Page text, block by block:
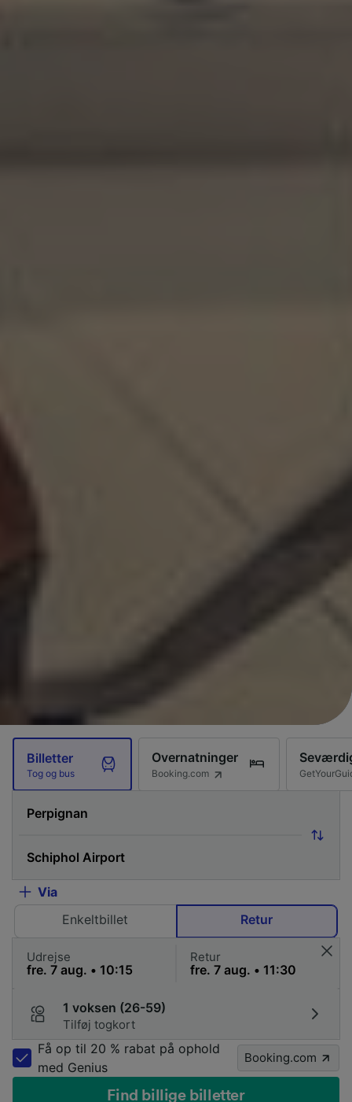
Billetter
Tog og bus
Overnatninger
Booking.com
Via
Enkeltbillet
Retur
Udrejse Retur
1 voksen (26-59)
Tilføj togkort
Få op til 20 % rabat på ophold
med Genius
Booking.com
Find billige billetter